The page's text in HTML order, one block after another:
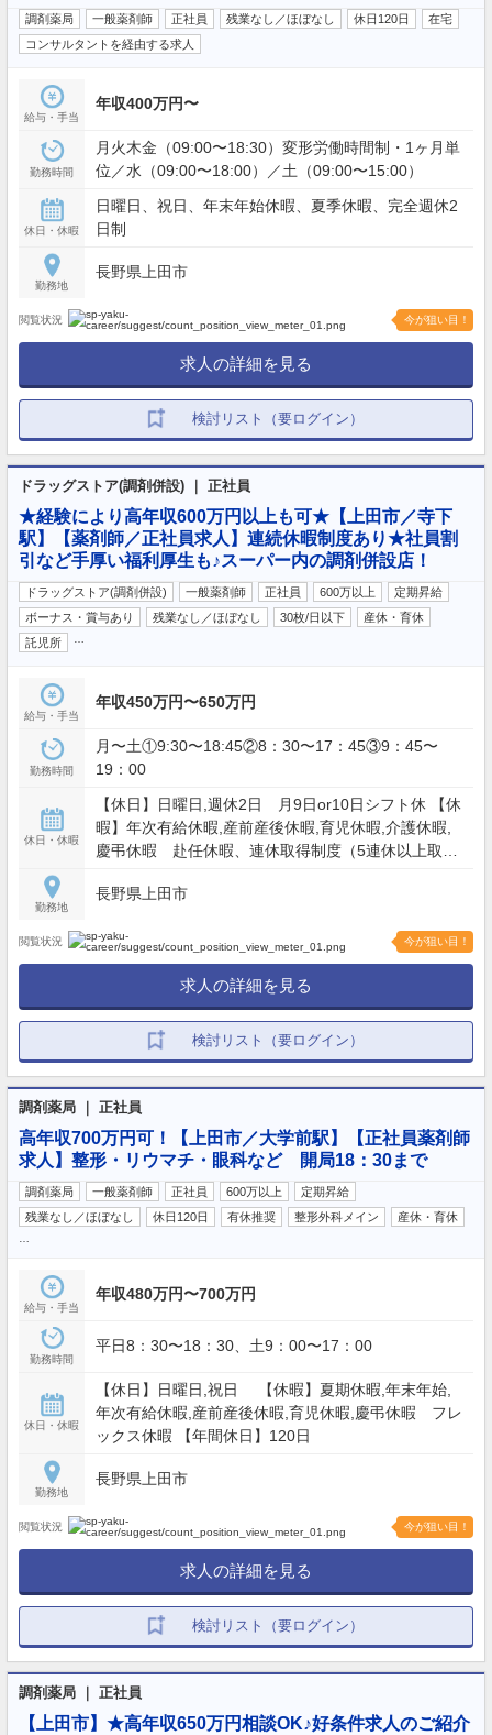
調剤薬局 一般薬剤師 正社員 残業なし／ほぼなし 休日120日
在宅
コンサルタントを経由する求人
給与・手当
年収400万円〜
勤務時間
月火木金（09:00〜18:30）変形労働時間制・1ヶ月単
位／水（09:00〜18:00）／土（09:00〜15:00）
休日・休暇
日曜日、祝日、年末年始休暇、夏季休暇、完全週休2
日制
勤務地
長野県上田市
閲覧状況 今が狙い目！
求人の詳細を見る
検討リスト（要ログイン）
ドラッグストア(調剤併設) ｜ 正社員
★経験により高年収600万円以上も可★【上田市／寺下
駅】【薬剤師／正社員求人】連続休暇制度あり★社員割
引など手厚い福利厚生も♪スーパー内の調剤併設店！
ドラッグストア(調剤併設) 一般薬剤師 正社員 600万以上
定期昇給
ボーナス・賞与あり
残業なし／ほぼなし 30枚/日以下
産休・育休
託児所
給与・手当
年収450万円〜650万円
勤務時間
月〜土①9:30〜18:45②8：30〜17：45③9：45〜
19：00
休日・休暇
【休日】日曜日,週休2日 月9日or10日シフト休 【休
暇】年次有給休暇,産前産後休暇,育児休暇,介護休暇,
慶弔休暇 赴任休暇、連休取得制度（5連休以上取得
勤務地
長野県上田市
閲覧状況 今が狙い目！
求人の詳細を見る
検討リスト（要ログイン）
調剤薬局 ｜ 正社員
高年収700万円可！【上田市／大学前駅】【正社員薬剤師
求人】整形・リウマチ・眼科など 開局18：30まで
調剤薬局 一般薬剤師 正社員 600万以上
定期昇給
残業なし／ほぼなし
休日120日 有休推奨 整形外科メイン 産休・育休
給与・手当
年収480万円〜700万円
勤務時間
平日8：30〜18：30、土9：00〜17：00
休日・休暇
【休日】日曜日,祝日 【休暇】夏期休暇,年末年始,
年次有給休暇,産前産後休暇,育児休暇,慶弔休暇 フレ
ックス休暇 【年間休日】120日
勤務地
長野県上田市
閲覧状況 今が狙い目！
求人の詳細を見る
検討リスト（要ログイン）
調剤薬局 ｜ 正社員
【上田市】★高年収650万円相談OK♪好条件求人のご紹介